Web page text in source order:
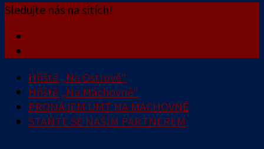
Sledujte nás na sítích!
Hřiště „Na Ostrově“
Hřiště „Na Máchovně“
PRONÁJEM UMT NA MÁCHOVNĚ
STAŇTE SE NAŠÍM PARTNEREM